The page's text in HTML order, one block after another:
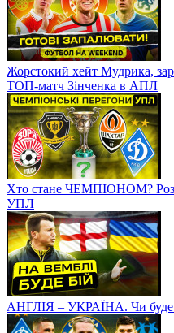
Жорстокий хейт Мудрика,
ТОП-матч Зінченка в АПЛ
Хто стане ЧЕМПІОНОМ?
УПЛ
АНГЛІЯ – УКРАЇНА. Чи буде